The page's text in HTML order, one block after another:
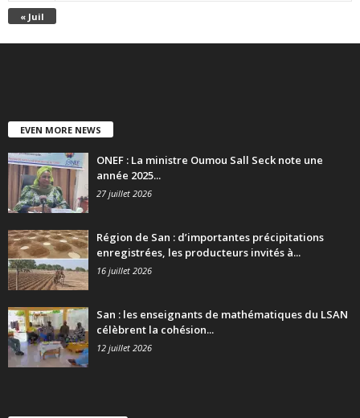
« Juil
EVEN MORE NEWS
ONEF : La ministre Oumou Sall Seck note une
année 2025...
27 juillet 2026
Région de San : d’importantes précipitations
enregistrées, les producteurs invités à...
16 juillet 2026
San : les enseignants de mathématiques du LSAN
célèbrent la cohésion...
12 juillet 2026